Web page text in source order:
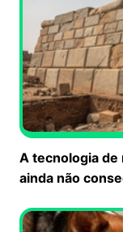
A tecnologia de
ainda não